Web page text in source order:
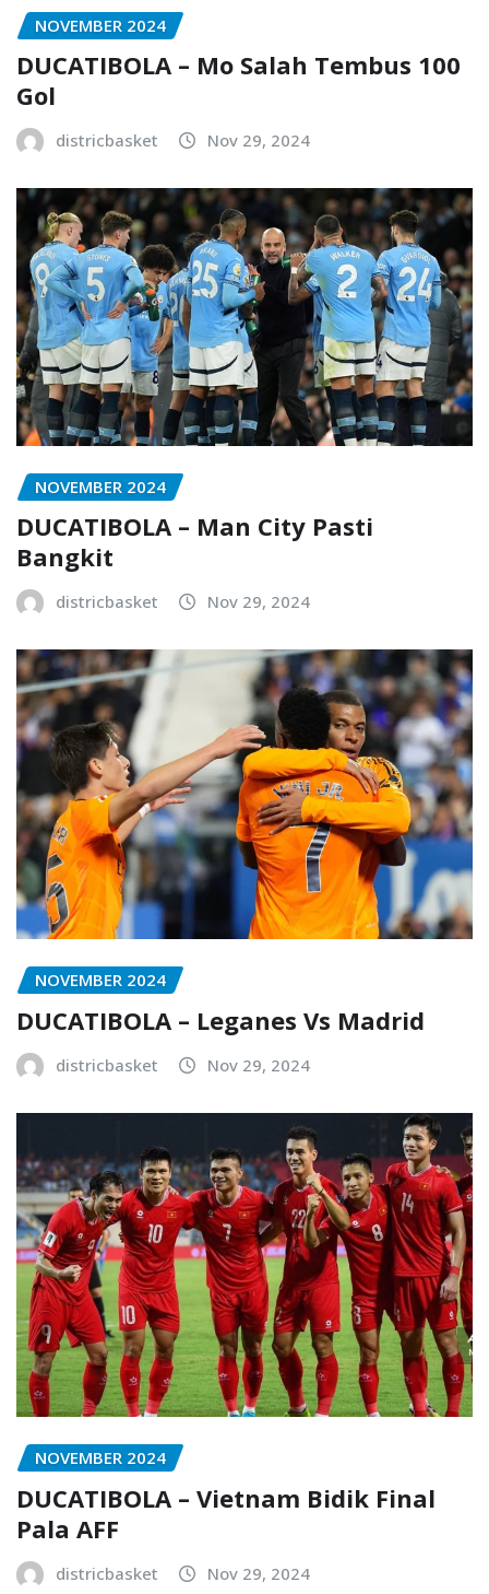
NOVEMBER 2024
DUCATIBOLA – Mo Salah Tembus 100
Gol
districbasket Nov 29, 2024
NOVEMBER 2024
DUCATIBOLA – Man City Pasti
Bangkit
districbasket Nov 29, 2024
NOVEMBER 2024
DUCATIBOLA – Leganes Vs Madrid
districbasket Nov 29, 2024
NOVEMBER 2024
DUCATIBOLA – Vietnam Bidik Final
Pala AFF
districbasket Nov 29, 2024